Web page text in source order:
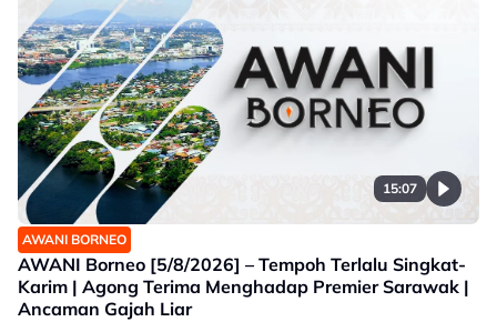
15:07
AWANI BORNEO
AWANI Borneo [5/8/2026] – Tempoh Terlalu Singkat-
Karim | Agong Terima Menghadap Premier Sarawak |
Ancaman Gajah Liar